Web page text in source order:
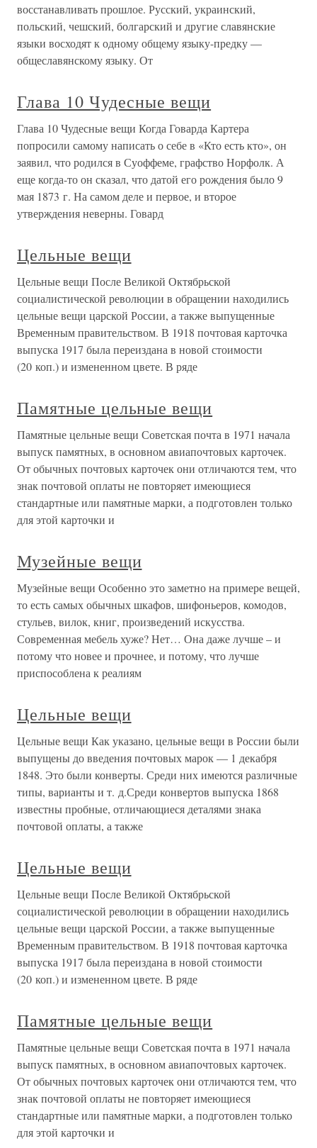
восстанавливать прошлое. Русский, украинский,
польский, чешский, болгарский и другие славянские
языки восходят к одному общему языку-предку —
общеславянскому языку. От
Глава 10 Чудесные вещи
Глава 10 Чудесные вещи Когда Говарда Картера
попросили самому написать о себе в «Кто есть кто», он
заявил, что родился в Суоффеме, графство Норфолк. А
еще когда-то он сказал, что датой его рождения было 9
мая 1873 г. На самом деле и первое, и второе
утверждения неверны. Говард
Цельные вещи
Цельные вещи После Великой Октябрьской
социалистической революции в обращении находились
цельные вещи царской России, а также выпущенные
Временным правительством. В 1918 почтовая карточка
выпуска 1917 была переиздана в новой стоимости
(20 коп.) и измененном цвете. В ряде
Памятные цельные вещи
Памятные цельные вещи Советская почта в 1971 начала
выпуск памятных, в основном авиапочтовых карточек.
От обычных почтовых карточек они отличаются тем, что
знак почтовой оплаты не повторяет имеющиеся
стандартные или памятные марки, а подготовлен только
для этой карточки и
Музейные вещи
Музейные вещи Особенно это заметно на примере вещей,
то есть самых обычных шкафов, шифоньеров, комодов,
стульев, вилок, книг, произведений искусства.
Современная мебель хуже? Нет… Она даже лучше – и
потому что новее и прочнее, и потому, что лучше
приспособлена к реалиям
Цельные вещи
Цельные вещи Как указано, цельные вещи в России были
выпущены до введения почтовых марок — 1 декабря
1848. Это были конверты. Среди них имеются различные
типы, варианты и т. д.Среди конвертов выпуска 1868
известны пробные, отличающиеся деталями знака
почтовой оплаты, а также
Цельные вещи
Цельные вещи После Великой Октябрьской
социалистической революции в обращении находились
цельные вещи царской России, а также выпущенные
Временным правительством. В 1918 почтовая карточка
выпуска 1917 была переиздана в новой стоимости
(20 коп.) и измененном цвете. В ряде
Памятные цельные вещи
Памятные цельные вещи Советская почта в 1971 начала
выпуск памятных, в основном авиапочтовых карточек.
От обычных почтовых карточек они отличаются тем, что
знак почтовой оплаты не повторяет имеющиеся
стандартные или памятные марки, а подготовлен только
для этой карточки и